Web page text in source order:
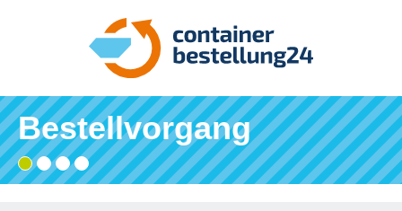
Bestellvorgang
Gebiet
wählen
Adresse
eingeben
Angaben
prüfen
Ihre
Bestätigung